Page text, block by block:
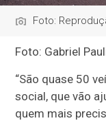
Foto:
Foto: Gabriel
“São quase 50
social, que vão
quem mais